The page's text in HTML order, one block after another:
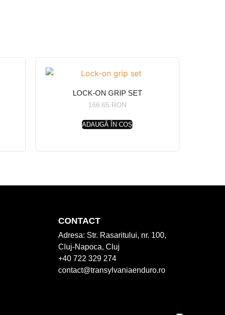
LOCK-ON GRIP SET
166.65 RON
ADAUGĂ ÎN COȘ
CONTACT
Adresa: Str. Rasaritului, nr. 100,
Cluj-Napoca, Cluj
+40 722 329 274
contact@transylvaniaenduro.ro